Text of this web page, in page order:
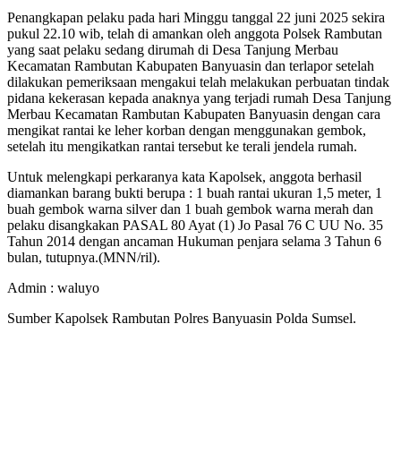
Penangkapan pelaku pada hari Minggu tanggal 22 juni 2025 sekira
pukul 22.10 wib, telah di amankan oleh anggota Polsek Rambutan
yang saat pelaku sedang dirumah di Desa Tanjung Merbau
Kecamatan Rambutan Kabupaten Banyuasin dan terlapor setelah
dilakukan pemeriksaan mengakui telah melakukan perbuatan tindak
pidana kekerasan kepada anaknya yang terjadi rumah Desa Tanjung
Merbau Kecamatan Rambutan Kabupaten Banyuasin dengan cara
mengikat rantai ke leher korban dengan menggunakan gembok,
setelah itu mengikatkan rantai tersebut ke terali jendela rumah.
Untuk melengkapi perkaranya kata Kapolsek, anggota berhasil
diamankan barang bukti berupa : 1 buah rantai ukuran 1,5 meter, 1
buah gembok warna silver dan 1 buah gembok warna merah dan
pelaku disangkakan PASAL 80 Ayat (1) Jo Pasal 76 C UU No. 35
Tahun 2014 dengan ancaman Hukuman penjara selama 3 Tahun 6
bulan, tutupnya.(MNN/ril).
Admin : waluyo
Sumber Kapolsek Rambutan Polres Banyuasin Polda Sumsel.